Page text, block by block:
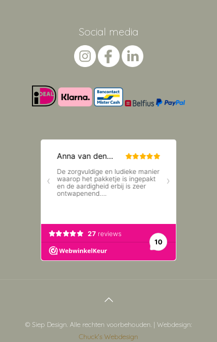
Social media
© Siep Design. Alle rechten voorbehouden. | Webdesign:
Chuck's Webdesign